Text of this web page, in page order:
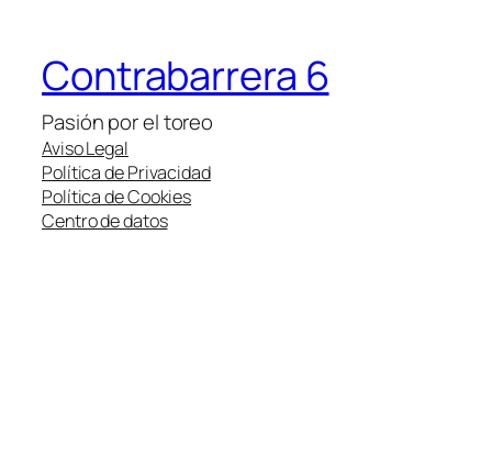
Contrabarrera 6
Pasión por el toreo
Aviso Legal
Política de Privacidad
Política de Cookies
Centro de datos